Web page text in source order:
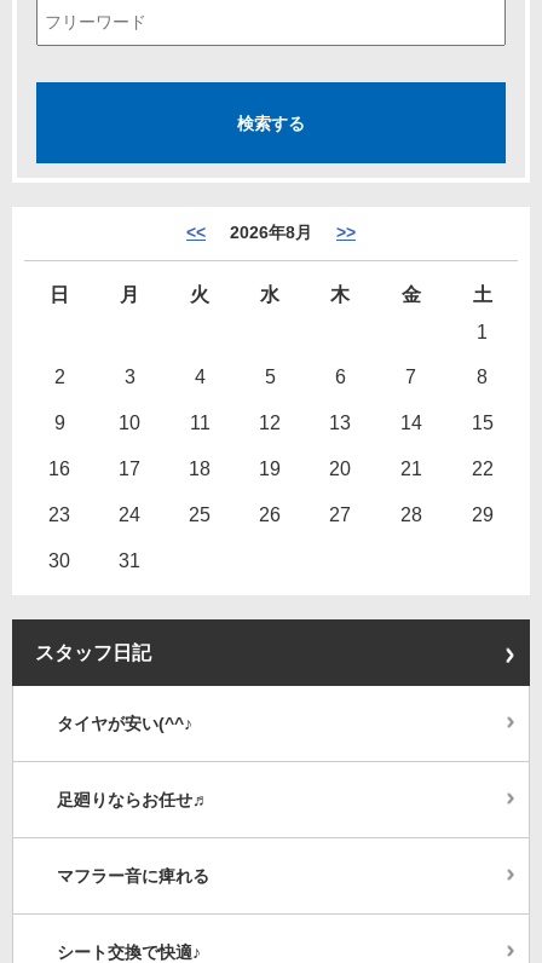
<< 2026年8月 >>
日 月 火 水 木 金
土
1
2 3 4 5 6 7 8
9 10 11 12 13 14 15
16 17 18 19 20 21 22
23 24 25 26 27 28 29
30 31
スタッフ日記
タイヤが安い(^^♪
足廻りならお任せ♬
マフラー音に痺れる
シート交換で快適♪